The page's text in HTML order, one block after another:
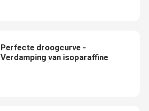
Perfecte droogcurve -
Verdamping van isoparaffine